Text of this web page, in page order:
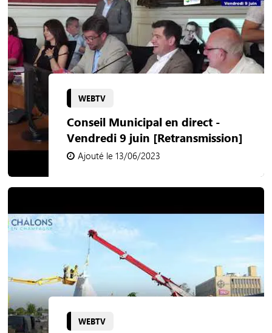
WEBTV
Conseil Municipal en direct -
Vendredi 9 juin [Retransmission]
Ajouté le 13/06/2023
WEBTV